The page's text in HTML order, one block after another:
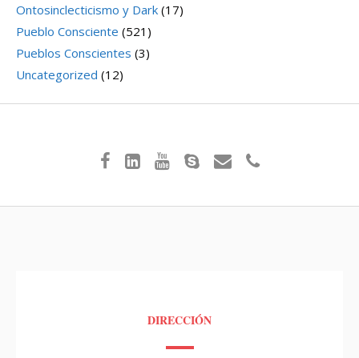
Ontosinclecticismo y Dark (17)
Pueblo Consciente (521)
Pueblos Conscientes (3)
Uncategorized (12)
DIRECCIÓN